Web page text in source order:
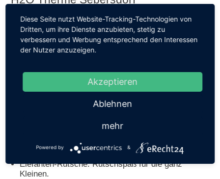
Quelle: facebook.com/pg/h2otherme
Die H2O Therme Sebersdorf bietet Entspannung,
Rutschen zählen auch ein Wasserspielgarten sowie
die klassischen Spielplätze mit Rutschen am
Thermengelände als Highlight des Familienresorts.
3
Highlights:
Elefanten-Rutsche: Rutschspaß für die ganz
Kleinen.
Diese Seite nutzt Website-Tracking-Technologien von
Dritten, um ihre Dienste anzubieten, stetig zu
verbessern und Werbung entsprechend den Interessen
der Nutzer anzuzeigen.
Akzeptieren
Ablehnen
mehr
Powered by &